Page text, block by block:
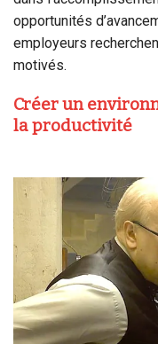
opportunités
employeurs
motivés.
Créer un
la productivité